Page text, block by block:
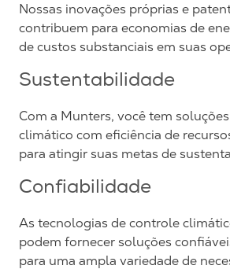
Nossas inovações próprias e
contribuem para economias de
de custos substanciais em suas
Sustentabilidade
Com a Munters, você tem
climático com eficiência de
para atingir suas metas de
Confiabilidade
As tecnologias de controle
podem fornecer soluções
para uma ampla variedade de